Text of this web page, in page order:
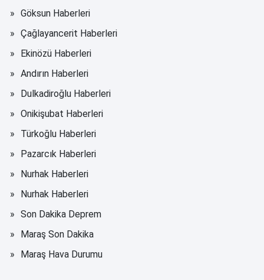
Göksun Haberleri
Çağlayancerit Haberleri
Ekinözü Haberleri
Andırın Haberleri
Dulkadiroğlu Haberleri
Onikişubat Haberleri
Türkoğlu Haberleri
Pazarcık Haberleri
Nurhak Haberleri
Nurhak Haberleri
Son Dakika Deprem
Maraş Son Dakika
Maraş Hava Durumu